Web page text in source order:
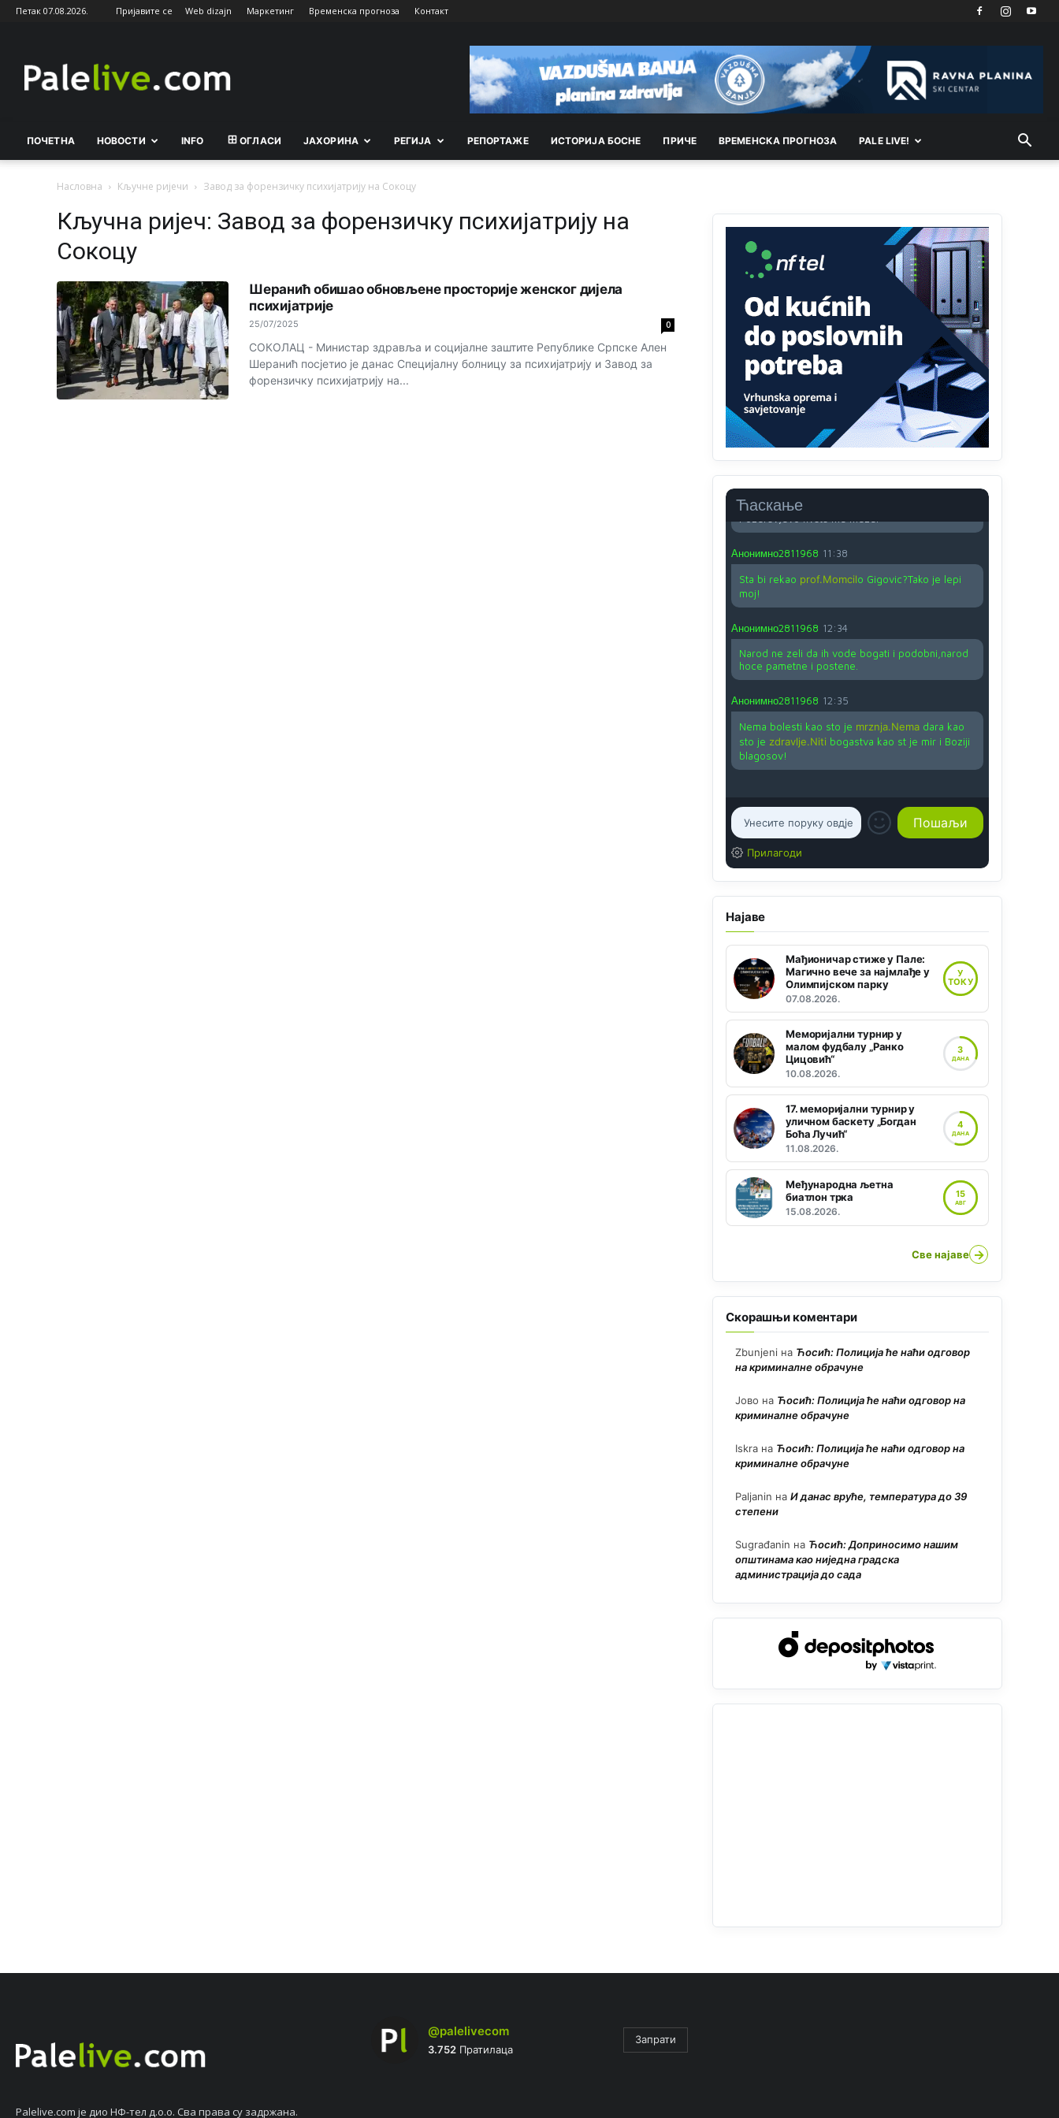
Петак 07.08.2026. Пријавите се Web dizajn Маркетинг Временска прогноза Контакт
ПОЧЕТНА НОВОСТИ INFO ОГЛАСИ ЈАХОРИНА РEГИЈА РEПОРТАЖE ИСТОРИЈА БОСНЕ ПРИЧЕ ВРEМEНСКА ПРОГНОЗА PALE LIVE!
Насловна Кључне ријечи Завод за форензичку психијатрију на Сокоцу
Кључна ријеч: Завод за форензичку психијатрију на
Сокоцу
Шеранић обишао обновљене просторије женског дијела
психијатрије
25/07/2025 0
СОКОЛАЦ - Министар здравља и социјалне заштите Републике Српске Ален
Шеранић посјетио је данас Специјалну болницу за психијатрију и Завод за
форензичку психијатрију на...
Ћаскање
Kuniocu ide q u guz...
Анонимно2808843 јуче
Анонимно2810587 11:11
vjeka,neko rece za Radovana i Ratka kaki su oni
srbi...i poce dalje da besjedi znam ja dobro sta je
bilo u Ag-ci...
Анонимно2810587
Proguglajte
Анонимно2810587 11:21
O kako su cudni lvi ljudi,uzeli bi sve da mogu...a
ja srce svima fajem,radujem se tudjoj sreci.I ko
ima i ko nema na iso ce mjesto leci!
Анонимно2810587
Nije u svijetu problem,nahraniti siromasnd,kako
nahraniti bogate!?
Анонимно2810587
Анонимно2811968 11:38
Sta bi rekao prof.Momcilo Gigovic?Tako je lepi
moj!
Анонимно2811968 12:34
Narod ne zeli da ih vode bogati i podobni,narod
hoce pametne i postene.
Анонимно2811968 12:35
Nema bolesti kao sto je mrznja.Nemadara kao
sto je zdravlje.Niti bogastva kao st je mir i Boziji
blagosov!
Прилагоди
Најаве
Мађионичар стиже у Пале:
Магично вече за најмлађе у
Олимпијском парку
07.08.2026.
У
ТОКУ
Меморијални турнир у
малом фудбалу „Ранко
Цицовић“
10.08.2026.
3
ДАНА
17. меморијални турнир у
уличном баскету „Богдан
Боћа Лучић“
11.08.2026.
4
ДАНА
Међународна љетна
биатлон трка
15.08.2026.
15
АВГ
Све најаве →
Скорашњи коментари
Zbunjeni на Ћосић: Полиција ће наћи одговор
на криминалне обрачуне
Јово на Ћосић: Полиција ће наћи одговор на
криминалне обрачуне
Iskra на Ћосић: Полиција ће наћи одговор на
криминалне обрачуне
Paljanin на И данас вруће, температура до 39
степени
Sugrađanin на Ћосић: Доприносимо нашим
општинама као ниједна градска
администрација до сада
Palelive.com јe дио НФ-тeл д.о.о. Сва права су задржана.
@palelivecom
3.752Пратилаца
Запрати